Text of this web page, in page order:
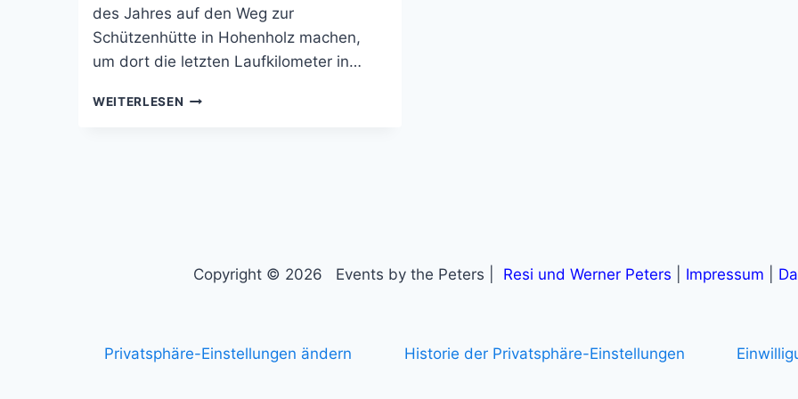
des Jahres auf den Weg zur
Schützenhütte in Hohenholz machen,
um dort die letzten Laufkilometer in…
WEITERLESEN BEDBURGER
Copyright © 2026 Events by the Peters | Resi und Werner Peters Impressum
Privatsphäre-Einstellungen ändern Historie der Privatsphäre-Einstellungen